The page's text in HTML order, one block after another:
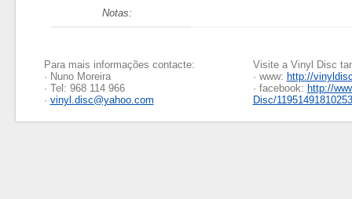
Notas:
Para mais informações contacte:
· Nuno Moreira
· Tel: 968 114 966
· vinyl.disc@yahoo.com
Visite a Vinyl Disc
· www: http://
· facebook: http://
Disc/